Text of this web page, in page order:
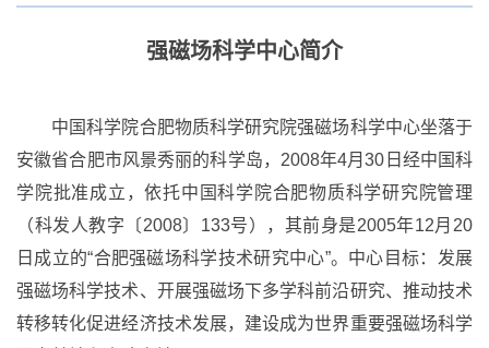
强磁场科学中心简介
中国科学院合肥物质科学研究院强磁场科学中心坐落于
安徽省合肥市风景秀丽的科学岛，2008年4月30日经中国科
学院批准成立，依托中国科学院合肥物质科学研究院管理
（科发人教字〔2008〕133号），其前身是2005年12月20
日成立的“合肥强磁场科学技术研究中心”。中心目标：发展
强磁场科学技术、开展强磁场下多学科前沿研究、推动技术
转移转化促进经济技术发展，建设成为世界重要强磁场科学